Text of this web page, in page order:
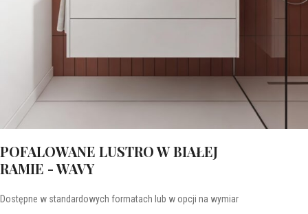
POFALOWANE LUSTRO W BIAŁEJ
RAMIE - WAVY
Dostępne w standardowych formatach lub w opcji na wymiar